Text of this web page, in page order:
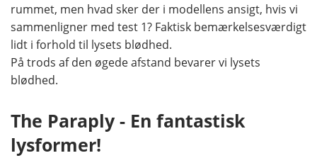
rummet, men hvad sker der i modellens ansigt, hvis vi
sammenligner med test 1? Faktisk bemærkelsesværdigt
lidt i forhold til lysets blødhed.
På trods af den øgede afstand bevarer vi lysets
blødhed.
The Paraply - En fantastisk
lysformer!